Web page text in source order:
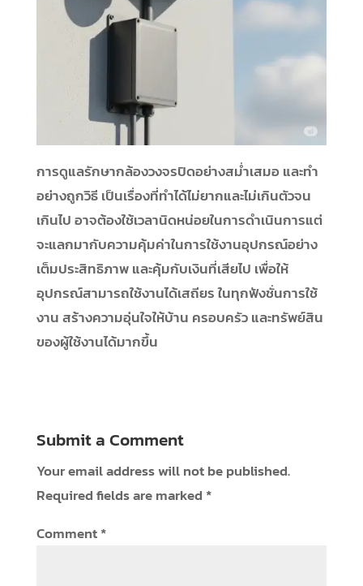
การดูแลรักษากล้องวงจรปิดอย่างสม่ำเสมอ และทำ
อย่างถูกวิธี เป็นเรื่องที่ทำได้ไม่ยากและไม่เกินตัวจน
เกินไป อาจต้องใช้เวลานิดหน่อยในการดำเนินการแต่
จะแลกมากับความคุ้มค่าในการใช้งานอุปกรณ์อย่าง
เต็มประสิทธิภาพ และคุ้มกับเงินที่เสียไป เพื่อให้
อุปกรณ์สามารถใช้งานได้เสถียร ในทุกฟังชั่นการใช้
งาน สร้างความอุ่นใจให้บ้าน ครอบครัว และทรัพย์สิน
ของผู้ใช้งานได้มากขึ้น
Submit a Comment
Your email address will not be published.
Required fields are marked *
Comment*